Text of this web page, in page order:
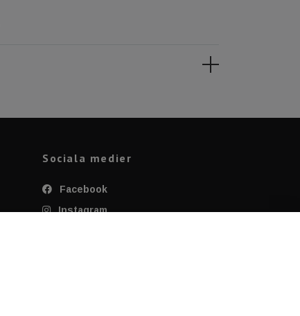
Sociala medier
Facebook
Instagram